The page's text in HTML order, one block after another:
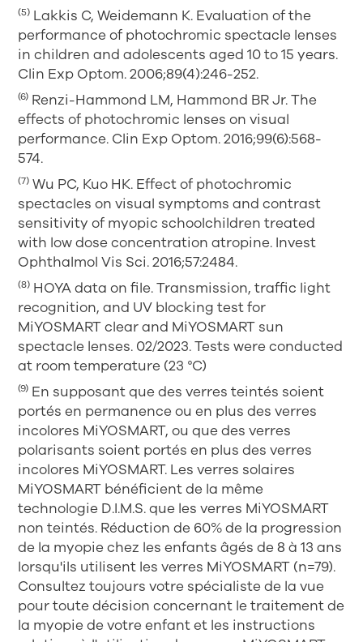
(5) Lakkis C, Weidemann K. Evaluation of the
performance of photochromic spectacle lenses
in children and adolescents aged 10 to 15 years.
Clin Exp Optom. 2006;89(4):246-252.
(6) Renzi-Hammond LM, Hammond BR Jr. The
effects of photochromic lenses on visual
performance. Clin Exp Optom. 2016;99(6):568-
574.
(7) Wu PC, Kuo HK. Effect of photochromic
spectacles on visual symptoms and contrast
sensitivity of myopic schoolchildren treated
with low dose concentration atropine. Invest
Ophthalmol Vis Sci. 2016;57:2484.
(8) HOYA data on file. Transmission, traffic light
recognition, and UV blocking test for
MiYOSMART clear and MiYOSMART sun
spectacle lenses. 02/2023. Tests were conducted
at room temperature (23 °C)
(9) En supposant que des verres teintés soient
portés en permanence ou en plus des verres
incolores MiYOSMART, ou que des verres
polarisants soient portés en plus des verres
incolores MiYOSMART. Les verres solaires
MiYOSMART bénéficient de la même
technologie D.I.M.S. que les verres MiYOSMART
non teintés. Réduction de 60% de la progression
de la myopie chez les enfants âgés de 8 à 13 ans
lorsqu'ils utilisent les verres MiYOSMART (n=79).
Consultez toujours votre spécialiste de la vue
pour toute décision concernant le traitement de
la myopie de votre enfant et les instructions